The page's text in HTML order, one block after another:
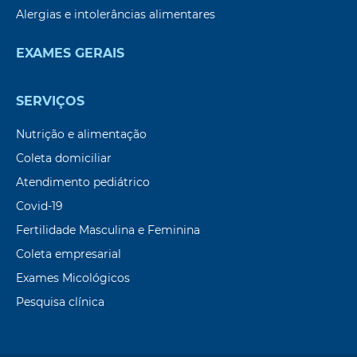
Alergias e intolerâncias alimentares
EXAMES GERAIS
SERVIÇOS
Nutrição e alimentação
Coleta domiciliar
Atendimento pediátrico
Covid-19
Fertilidade Masculina e Feminina
Coleta empresarial
Exames Micológicos
Pesquisa clínica